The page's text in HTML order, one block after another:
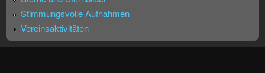
Stimmungsvolle Aufnahmen
Vereinsaktivitäten